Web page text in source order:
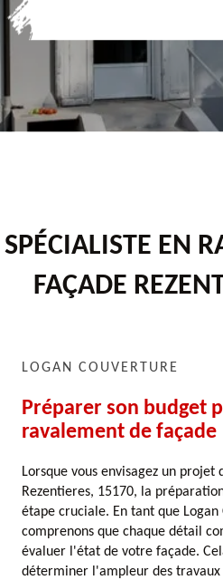
SPÉCIALISTE EN
FAÇADE
LOGAN COUVERTURE
Préparer son budget
ravalement de façade
Lorsque vous envisagez un
Rezentieres, 15170, la
étape cruciale. En tant que Logan
comprenons que chaque détail
évaluer l'état de votre façade.
déterminer l'ampleur des travaux